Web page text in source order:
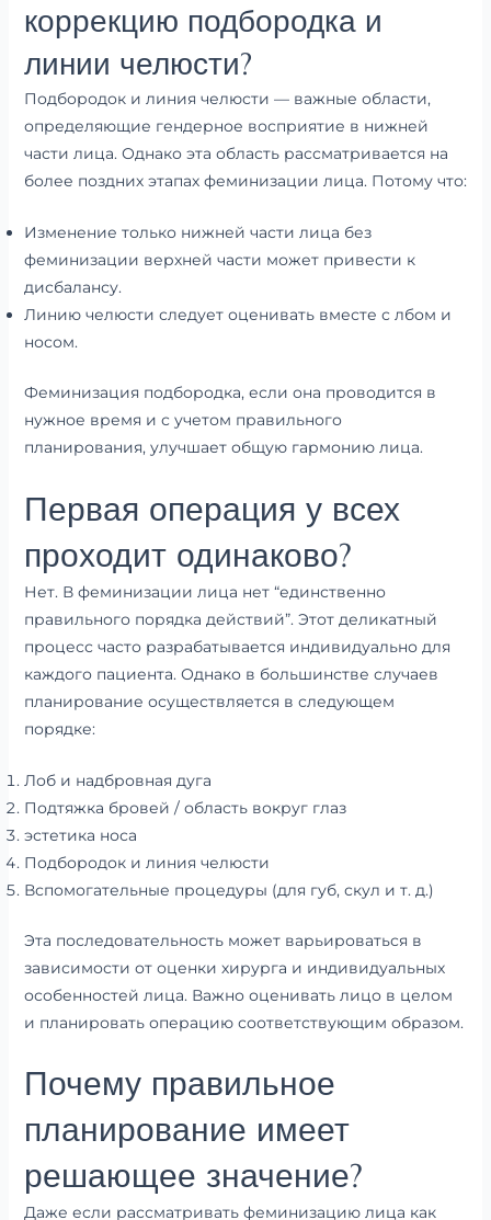
коррекцию подбородка и
линии челюсти?
Подбородок и линия челюсти — важные области,
определяющие гендерное восприятие в нижней
части лица. Однако эта область рассматривается на
более поздних этапах феминизации лица. Потому что:
Изменение только нижней части лица без
феминизации верхней части может привести к
дисбалансу.
Линию челюсти следует оценивать вместе с лбом и
носом.
Феминизация подбородка, если она проводится в
нужное время и с учетом правильного
планирования, улучшает общую гармонию лица.
Первая операция у всех
проходит одинаково?
Нет. В феминизации лица нет “единственно
правильного порядка действий”. Этот деликатный
процесс часто разрабатывается индивидуально для
каждого пациента. Однако в большинстве случаев
планирование осуществляется в следующем
порядке:
Лоб и надбровная дуга
Подтяжка бровей / область вокруг глаз
эстетика носа
Подбородок и линия челюсти
Вспомогательные процедуры (для губ, скул и т. д.)
Эта последовательность может варьироваться в
зависимости от оценки хирурга и индивидуальных
особенностей лица. Важно оценивать лицо в целом
и планировать операцию соответствующим образом.
Почему правильное
планирование имеет
решающее значение?
Даже если рассматривать феминизацию лица как